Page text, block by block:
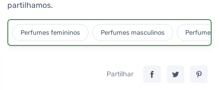
partilhamos.
Perfumes femininos Perfumes masculinos Perfumes
Partilhar